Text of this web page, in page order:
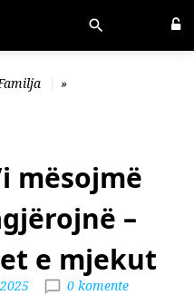
»
mësojmë
–
e mjekut
0 komente